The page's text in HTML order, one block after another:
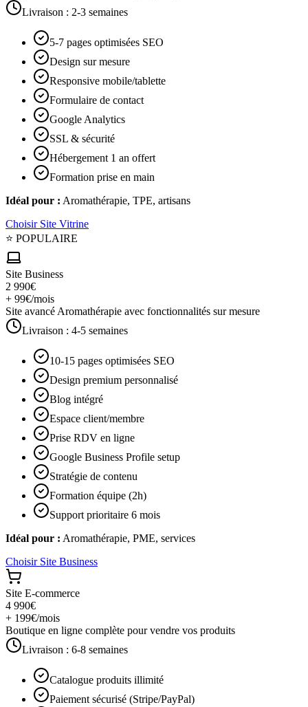
Livraison : 2-3 semaines
5-7 pages optimisées SEO
Design sur mesure
Responsive mobile/tablette
Formulaire de contact
Google Analytics
SSL & sécurité
Hébergement 1 an offert
Formation prise en main
Idéal pour : Aromathérapie, TPE, artisans
Choisir Site Vitrine
⭐ POPULAIRE
Site Business
2 990€
+ 99€/mois
Site avancé Aromathérapie avec fonctionnalités sur mesure
Livraison : 4-5 semaines
10-15 pages optimisées SEO
Design premium personnalisé
Blog intégré
Espace client/membre
Prise RDV en ligne
Google Business Profile setup
Stratégie de contenu
Formation équipe (2h)
Support prioritaire 6 mois
Idéal pour : Aromathérapie, PME, services
Choisir Site Business
Site E-commerce
4 990€
+ 199€/mois
Boutique en ligne complète pour vendre vos produits
Livraison : 6-8 semaines
Catalogue produits illimité
Paiement sécurisé (Stripe/PayPal)